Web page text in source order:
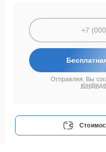
Отправляя, Вы